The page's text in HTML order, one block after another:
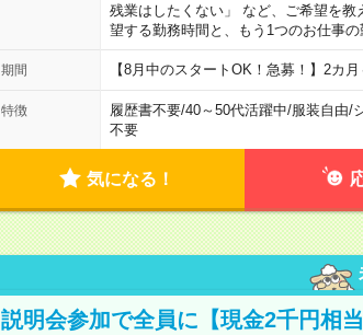
残業はしたくない」 など、ご希望を
望する勤務時間と、もう1つのお仕事
期間 【8月中のスタートOK！急募！】2カ
特徴 履歴書不要/40～50代活躍中/服装自由/
不要
気になる！
説明会参加で全員に【現金2千円相